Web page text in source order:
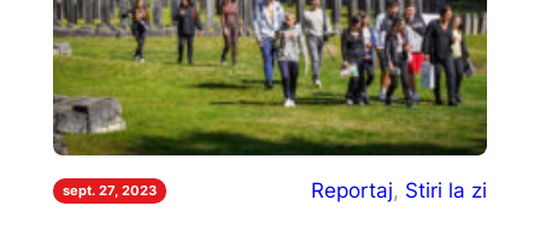
sept. 27, 2023 Reportaj, Stiri la zi